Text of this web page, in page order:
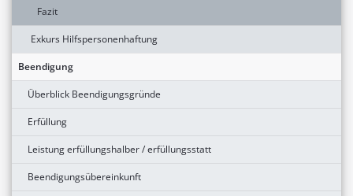
Fazit
Exkurs Hilfspersonenhaftung
Beendigung
Überblick Beendigungsgründe
Erfüllung
Leistung erfüllungshalber / erfüllungsstatt
Beendigungsübereinkunft